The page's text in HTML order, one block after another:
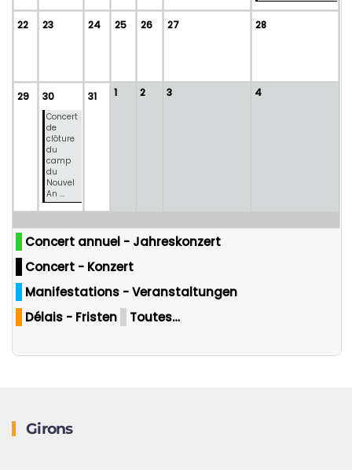
22 23 24 25 26 27 28
29 30
Concert
de
clôture
du
camp
du
Nouvel
An ...
31 1 2 3 4
Concert annuel - Jahreskonzert
Concert - Konzert
Manifestations - Veranstaltungen
Délais - Fristen
Toutes…
Girons